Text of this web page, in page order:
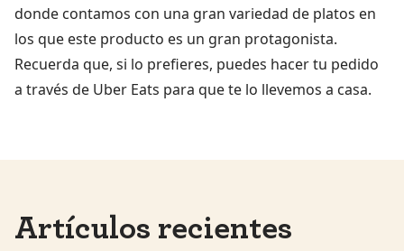
donde contamos con una gran variedad de platos en
los que este producto es un gran protagonista.
Recuerda que, si lo prefieres, puedes hacer tu pedido
a través de Uber Eats para que te lo llevemos a casa.
Artículos recientes